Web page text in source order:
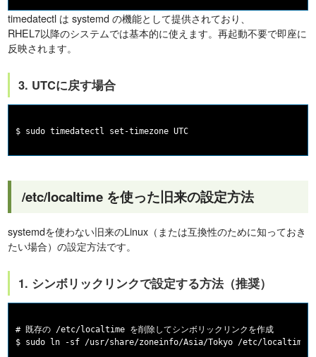
timedatectl は systemd の機能として提供されており、
RHEL7以降のシステムでは基本的に使えます。再起動不要で即座に
反映されます。
3. UTCに戻す場合
/etc/localtime を使った旧来の設定方法
systemdを使わない旧来のLinux（または互換性のために知っておき
たい場合）の設定方法です。
1. シンボリックリンクで設定する方法（推奨）
# 既存の /etc/localtime を削除してシンボリックリンクを作成
$ sudo ln -sf /usr/share/zoneinfo/Asia/Tokyo /etc/localtime